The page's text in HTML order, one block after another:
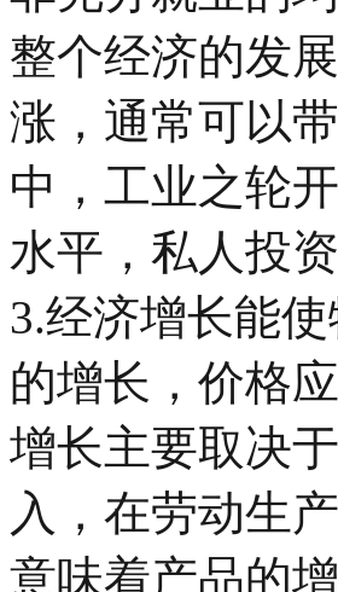
整个经济的发
涨，通常可以
中，工业之轮
水平，私人投
3.经济增长能
的增长，价格
增长主要取决
入，在劳动生
意味着产品的